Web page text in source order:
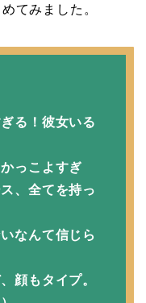
てみました。
る！彼女いる
っこよすぎ
、全てを持っ
なんて信じら
顔もタイプ。